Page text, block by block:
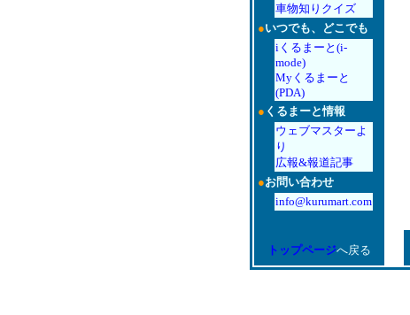
車物知りクイズ
●いつでも、どこでも
iくるまーと(i-
mode)
Myくるまーと
(PDA)
● くるまーと情報
ウェブマスターよ
り
広報&報道記事
●お問い合わせ
info@kurumart.com
トップページへ戻る